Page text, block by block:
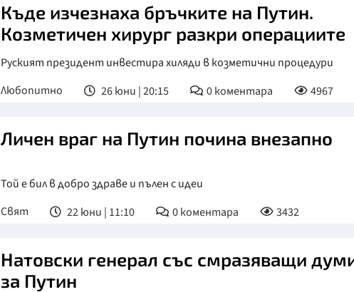
Къде изчезнаха бръчките на Путин.
Козметичен хирург разкри операциите
Руският президент инвестира хиляди в козметични процедури
Любопитно
26 юни | 20:15 0коментара 4967
Личен враг на Путин почина внезапно
Той е бил в добро здраве и пълен с идеи
Свят
22 юни | 11:10 0коментара 3432
Натовски генерал със смразяващи
за Путин